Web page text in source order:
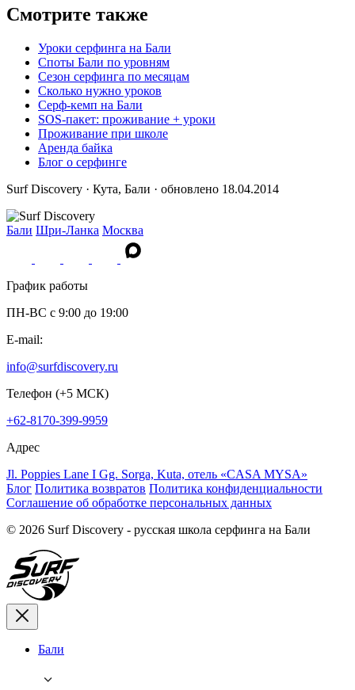
Смотрите также
Уроки серфинга на Бали
Споты Бали по уровням
Сезон серфинга по месяцам
Сколько нужно уроков
Серф-кемп на Бали
SOS-пакет: проживание + уроки
Проживание при школе
Аренда байка
Блог о серфинге
Surf Discovery · Кута, Бали · обновлено 18.04.2014
Бали Шри-Ланка Москва
График работы
ПН-ВС c 9:00 до 19:00
E-mail:
info@surfdiscovery.ru
Телефон (+5 МСК)
+62-8170-399-9959
Адрес
Jl. Poppies Lane I Gg. Sorga, Kuta, отель «CASA MYSA»
Блог Политика возвратов Политика конфиденциальности
Соглашение об обработке персональных данных
© 2026 Surf Discovery - русская школа серфинга на Бали
Бали